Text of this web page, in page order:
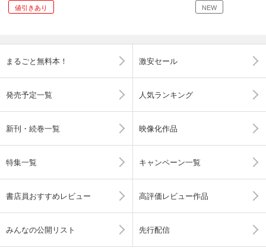
値引きあり NEW
まるごと無料本！ 激安セール
発売予定一覧 人気ランキング
新刊・続巻一覧 映像化作品
特集一覧 キャンペーン一覧
書店員おすすめレビュー 高評価レビュー作品
みんなの公開リスト 先行配信